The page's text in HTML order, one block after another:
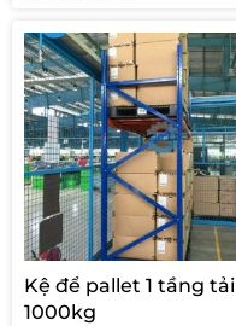
Kệ để pallet 1 tầng tải
1000kg